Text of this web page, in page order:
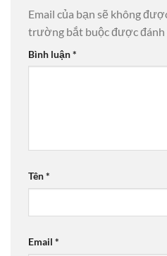
Email của bạn sẽ không
trường bắt buộc được đánh
Bình luận*
Tên*
Email *